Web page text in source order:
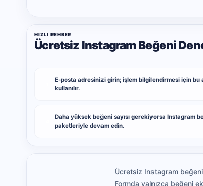
HIZLI REHBER
Ücretsiz Instagram Beğeni
E-posta adresinizi girin; işlem bilgilendirmesi için bu
kullanılır.
Daha yüksek beğeni sayısı gerekiyorsa Instagram
paketleriyle devam edin.
Ücretsiz Instagram
Formda yalnızca beğeni